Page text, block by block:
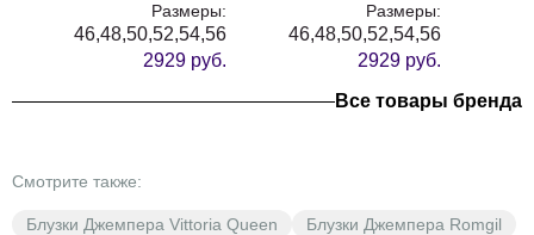
Размеры:
46,48,50,52,54,56
2929 руб.
Размеры:
46,48,50,52,54,56
2929 руб.
Все товары бренда
Смотрите также:
Блузки Джемпера Vittoria Queen
Блузки Джемпера Romgil